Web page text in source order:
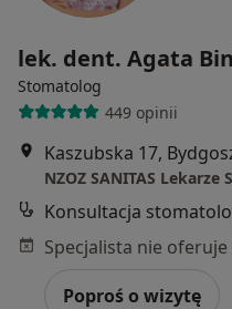
lek. dent. Agata
Stomatolog
449 opinii
Kaszubska 17,
NZOZ SANITAS Lekarze
Konsultacja
Poproś o wizytę